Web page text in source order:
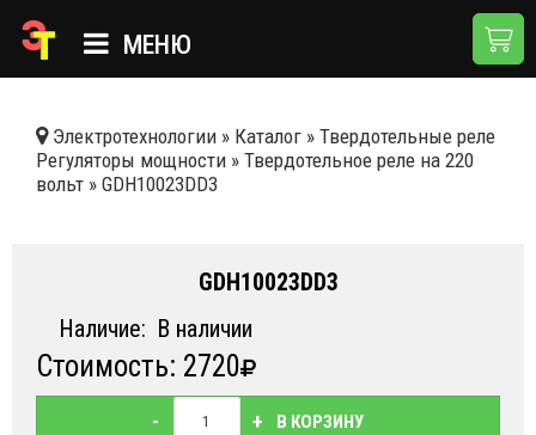
МЕНЮ
КАТАЛОГ
НОВОСТИ
ДОСТАВКА И ОПЛАТА
КОНТАКТЫ
Электротехнологии » Каталог » Твердотельные реле
Регуляторы мощности » Твердотельное реле на 220
вольт » GDH10023DD3
GDH10023DD3
Наличие: В наличии
Стоимость: 2720
- + В КОРЗИНУ